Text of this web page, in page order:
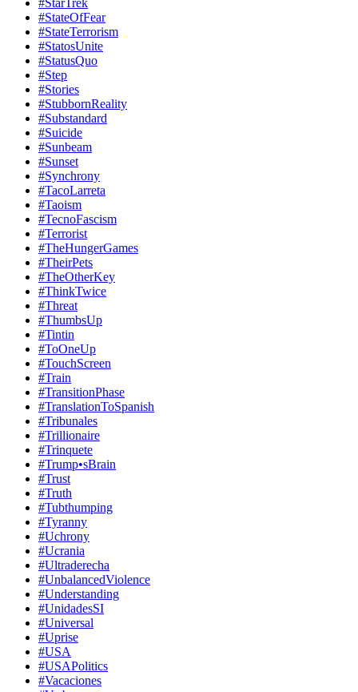
#StarTrek
#StateOfFear
#StateTerrorism
#StatosUnite
#StatusQuo
#Step
#Stories
#StubbornReality
#Substandard
#Suicide
#Sunbeam
#Sunset
#Synchrony
#TacoLarreta
#Taoism
#TecnoFascism
#Terrorist
#TheHungerGames
#TheirPets
#TheOtherKey
#ThinkTwice
#Threat
#ThumbsUp
#Tintin
#ToOneUp
#TouchScreen
#Train
#TransitionPhase
#TranslationToSpanish
#Tribunales
#Trillionaire
#Trinquete
#Trump•sBrain
#Trust
#Truth
#Tubthumping
#Tyranny
#Uchrony
#Ucrania
#Ultraderecha
#UnbalancedViolence
#Understanding
#UnidadesSI
#Universal
#Uprise
#USA
#USAPolitics
#Vacaciones